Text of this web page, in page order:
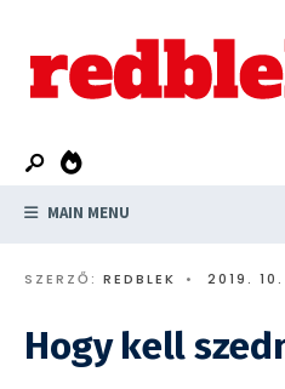
content
MAIN MENU
SZERZŐ: REDBLEK • 2019. 10.
Hogy kell